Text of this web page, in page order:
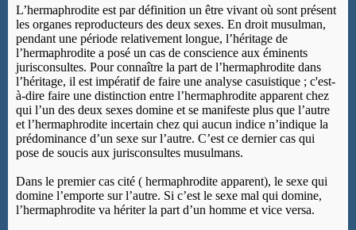
L’hermaphrodite est par définition un être vivant où sont présent
les organes reproducteurs des deux sexes. En droit musulman,
pendant une période relativement longue, l’héritage de
l’hermaphrodite a posé un cas de conscience aux éminents
jurisconsultes. Pour connaître la part de l’hermaphrodite dans
l’héritage, il est impératif de faire une analyse casuistique ; c'est-
à-dire faire une distinction entre l’hermaphrodite apparent chez
qui l’un des deux sexes domine et se manifeste plus que l’autre
et l’hermaphrodite incertain chez qui aucun indice n’indique la
prédominance d’un sexe sur l’autre. C’est ce dernier cas qui
pose de soucis aux jurisconsultes musulmans.
Dans le premier cas cité ( hermaphrodite apparent), le sexe qui
domine l’emporte sur l’autre. Si c’est le sexe mal qui domine,
l’hermaphrodite va hériter la part d’un homme et vice versa.